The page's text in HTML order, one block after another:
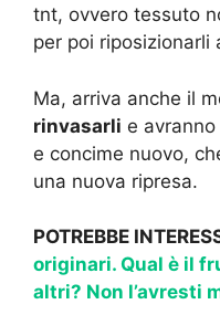
tnt, ovvero tessuto
per poi riposizionarli
Ma, arriva anche il
rinvasarli e
e concime nuovo,
una nuova ripresa.
POTREBBE
originari. Qual è il
altri? Non l’avresti